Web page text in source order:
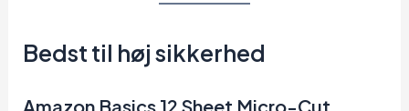
Bedst til høj sikkerhed
Amazon Basics 12 Sheet Micro-Cut